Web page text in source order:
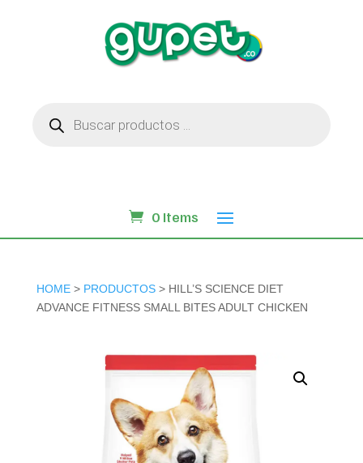
productos
0 Items
HOME> PRODUCTOS> HILL’S SCIENCE DIET
ADVANCE FITNESS SMALL BITES ADULT CHICKEN